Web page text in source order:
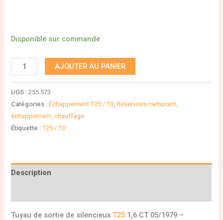
Disponible sur commande
AJOUTER AU PANIER
UGS :255 573
Catégories :Échappement T25 / T3 ,Réservoirs carburant,
échappement, chauffage
Étiquette :T25 / T3
Description
Tuyau de sortie de silencieuxT25 1,6 CT 05/1979 –